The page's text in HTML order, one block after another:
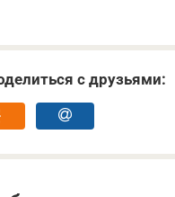
с друзьями: